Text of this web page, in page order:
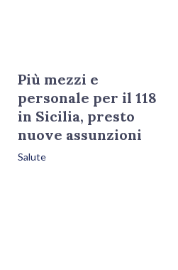
Più mezzi e
personale per il 118
in Sicilia, presto
nuove assunzioni
Salute